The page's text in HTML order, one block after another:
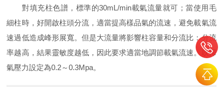
對填充柱色譜，標準的30mL/min載氣流量就可；當使用毛
細柱時，好開啟柱頭分流，適當提高樣品氣的流速，避免載氣流
速過低造成峰形展寬。但是大流量將影響柱容量和分流比：分流
率越高，結果靈敏度越低，因此要求適當地調節載氣流速。吹掃
氣壓力設定為0.2～0.3Mpa。